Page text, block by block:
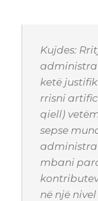
Kujdes:
ketë
rrisni
qiell)
sepse
mbani
në një